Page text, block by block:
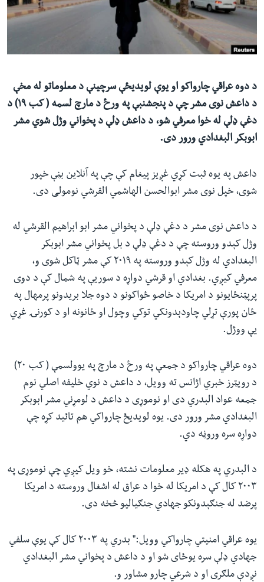
شئ
لټون
ځای
شئ
له مونږ سره په تماس کې پاتې شئ
د دوه عراقي چارواکو او یوې لویدیځې سرچینې د معلوماتو له مخې
د داعش نوی مشر چې د پنجشنبې په ورځ د مارچ لسمه ( کب ۱۹) د
دغې ډلې له خوا معرفي شو، د داعش ډلې د پخواني وژل شوي مشر
ابوبکر البغدادي ورور دی.
داعش په یوه ثبت کړي غږیز پیغام کې چې په آنلاین بڼې خپور
شوی، خپل نوی مشر ابوالحسن الهاشمي القرشي نومولی دی.
د داعش نوی مشر د دغې ډلې د پخواني مشر ابو ابراهیم القرشي له
وژل کېدو وروسته چې د دغې ډلې د بل پخواني مشر ابوبکر
البغدادي له وژل کېدو وروسته په ۲۰۱۹ کې مشر ټاکل شوی و،
معرفي کیږي. بغدادي او قرشي دواړه د سوریې په شمال کې د دوی
پرپټنځایونو د امریکا د خاصو ځواکونو د دوه جلا بریدونو پرمهال په
ځان پورې تړلي چاودېدونکي توکي وچول او ځانونه او د کورنۍ غړي
یې ووژل.
دوه عراقي چارواکو د جمعې په ورځ د مارچ په یوولسمې ( کب ۲۰)
د رویټرز خبري اژانس ته وویل، د داعش د نوي خلیفه اصلي نوم
جمعه عواد البدري دی او نوموړی د داعش د لومړني مشر ابوبکر
البغدادي مشر ورور دی. یوه لویدیځ چارواکي هم تائید کړه چې
دواړه سره وروڼه دي.
د البدري په هکله ډیر معلومات نشته، خو ویل کیږي چې نوموړی په
۲۰۰۳ کال کې د امریکا له خوا د عراق له اشغال وروسته د امریکا
پرضد له جنګېدونکو جهادي جنګیالیو څخه دی.
یوه عراقي امنیتي چارواکي وویل:" بدري په ۲۰۰۳ کال کې یوې سلفي
جهادي ډلې سره یوځای شو او د داعش د پخواني مشر البغدادي
نږدې ملګری او د شرعي چارو مشاور و.